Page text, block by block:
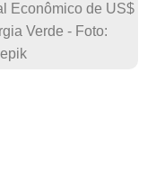
Econômico de US$
Verde - Foto: